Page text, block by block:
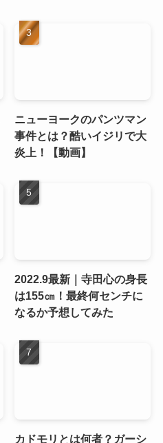
ニューヨークのパンツマン
事件とは？酷いイジリで大
炎上！【動画】
2022.9最新｜寺田心の身長
は155㎝！最終何センチに
なるか予想してみた
カドモリとは何者？ガーシ